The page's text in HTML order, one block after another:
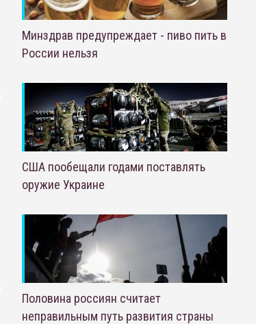
Минздрав предупреждает - пиво пить в
России нельзя
США пообещали годами поставлять
оружие Украине
Половина россиян считает
неправильным путь развития страны